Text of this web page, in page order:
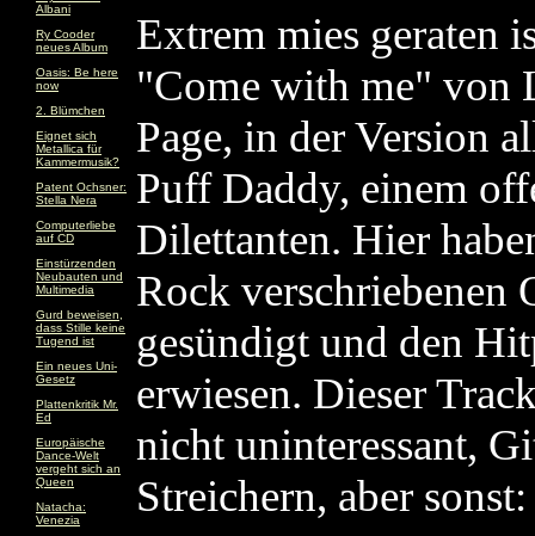
Albani
Ry Cooder
neues Album
Oasis: Be here
now
2. Blümchen
Eignet sich
Metallica für
Kammermusik?
Patent Ochsner:
Stella Nera
Computerliebe
auf CD
Einstürzenden
Neubauten und
Multimedia
Gurd beweisen,
dass Stille keine
Tugend ist
Ein neues Uni-
Gesetz
Plattenkritik Mr.
Ed
Europäische
Dance-Welt
vergeht sich an
Queen
Natacha:
Venezia
Extrem mies geraten
"Come with me" von
Page, in der Version
Puff Daddy, einem
Dilettanten. Hier
Rock verschriebenen
gesündigt und den
erwiesen. Dieser
nicht uninteressant,
Streichern, aber sonst: